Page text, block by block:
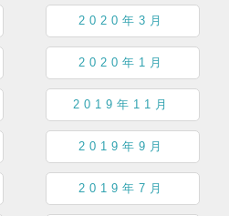
2020年3月
2020年1月
2019年11月
2019年9月
2019年7月